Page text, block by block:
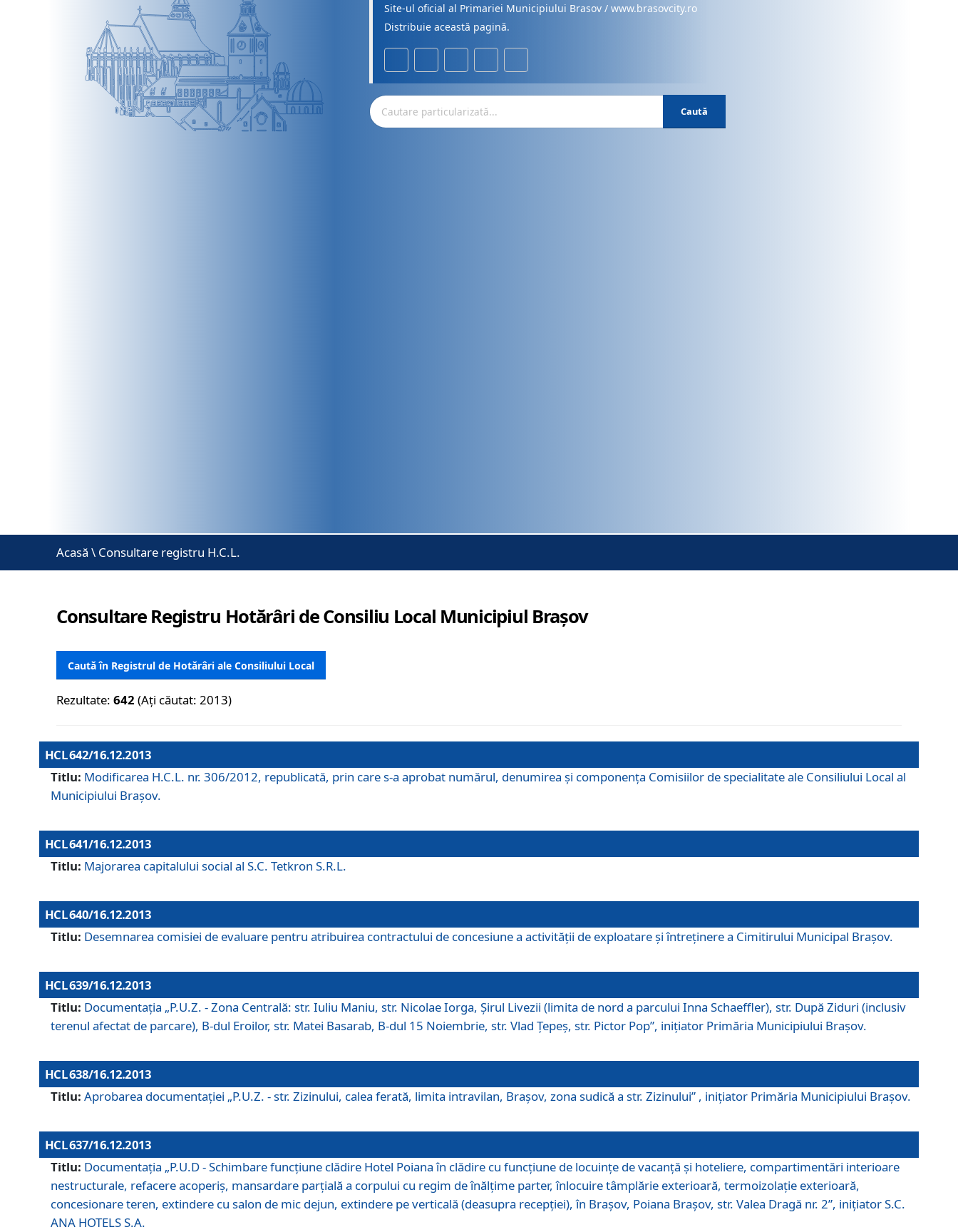
Site-ul oficial al Primariei Municipiului Brasov / www.brasovcity.ro
Distribuie această pagină.
Caută
Acasă \ Consultare registru H.C.L.
Consultare Registru Hotărâri de Consiliu Local Municipiul Brașov
Caută în Registrul de Hotărâri ale Consiliului Local
Rezultate:642 (Ați căutat: 2013)
HCL 642/16.12.2013
Titlu: Modificarea H.C.L. nr. 306/2012, republicată, prin care s-a aprobat numărul, denumirea şi componenţa Comisiilor de specialitate ale Consiliului Local al
Municipiului Braşov.
HCL 641/16.12.2013
Titlu: Majorarea capitalului social al S.C. Tetkron S.R.L.
HCL 640/16.12.2013
Titlu: Desemnarea comisiei de evaluare pentru atribuirea contractului de concesiune a activităţii de exploatare şi întreţinere a Cimitirului Municipal Braşov.
HCL 639/16.12.2013
Titlu: Documentaţia „P.U.Z. - Zona Centrală: str. Iuliu Maniu, str. Nicolae Iorga, Şirul Livezii (limita de nord a parcului Inna Schaeffler), str. După Ziduri (inclusiv
terenul afectat de parcare), B-dul Eroilor, str. Matei Basarab, B-dul 15 Noiembrie, str. Vlad Ţepeş, str. Pictor Pop”, iniţiator Primăria Municipiului Braşov.
HCL 638/16.12.2013
Titlu: Aprobarea documentaţiei „P.U.Z. - str. Zizinului, calea ferată, limita intravilan, Braşov, zona sudică a str. Zizinului” , iniţiator Primăria Municipiului Braşov.
HCL 637/16.12.2013
Titlu: Documentaţia „P.U.D - Schimbare funcţiune clădire Hotel Poiana în clădire cu funcţiune de locuinţe de vacanţă şi hoteliere, compartimentări interioare
nestructurale, refacere acoperiş, mansardare parţială a corpului cu regim de înălţime parter, înlocuire tâmplărie exterioară, termoizolaţie exterioară,
concesionare teren, extindere cu salon de mic dejun, extindere pe verticală (deasupra recepţiei), în Braşov, Poiana Braşov, str. Valea Dragă nr. 2”, iniţiator S.C.
ANA HOTELS S.A.